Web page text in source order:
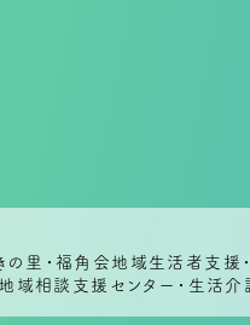
・福角会地域生活者支援・
地域相談支援センター・生活